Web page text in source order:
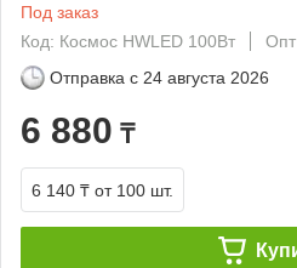
Под заказ
Код: Космос HWLED 100Вт
Отправка с 24 августа 2026
6 880 ₸
6 140 ₸ от 100 шт.